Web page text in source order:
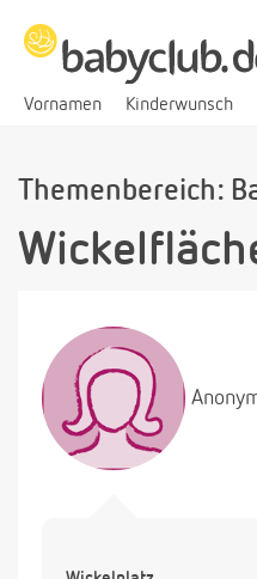
Vornamen Kinderwunsch
Themenbereich: